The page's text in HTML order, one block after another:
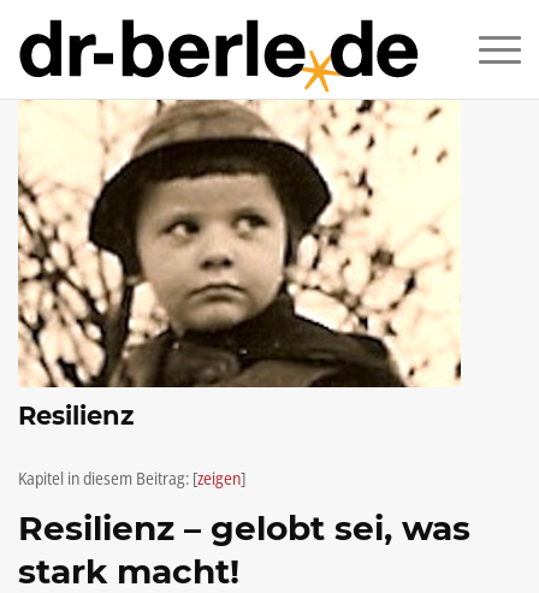
Resilienz
Kapitel in diesem Beitrag: [zeigen]
Resilienz – gelobt sei, was
stark macht!